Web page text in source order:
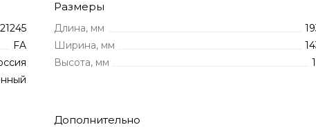
FA
Размеры
Длина, мм
Ширина, мм
Высота, мм
Дополнительно